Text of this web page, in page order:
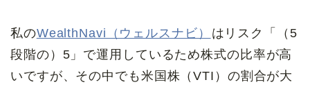
私のWealthNavi（ウェルスナビ）
はリスク「（5
段階の）5」で運用しているため株式の比率が高
いですが、その中でも米国株（VTI）の割合が大